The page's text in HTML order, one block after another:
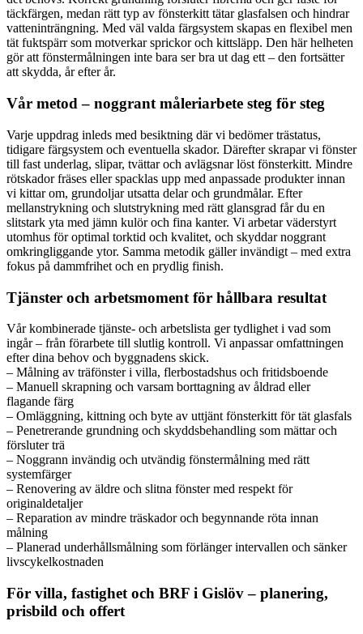
täckfärgen, medan rätt typ av fönsterkitt tätar glasfalsen och hindrar
vatteninträngning. Med väl valda färgsystem skapas en flexibel men
tät fuktspärr som motverkar sprickor och kittsläpp. Den här helheten
gör att fönstermålningen inte bara ser bra ut dag ett – den fortsätter
att skydda, år efter år.
Vår metod – noggrant måleriarbete steg för steg
Varje uppdrag inleds med besiktning där vi bedömer trästatus,
tidigare färgsystem och eventuella skador. Därefter skrapar vi fönster
till fast underlag, slipar, tvättar och avlägsnar löst fönsterkitt. Mindre
rötskador fräses eller spacklas upp med anpassade produkter innan
vi kittar om, grundoljar utsatta delar och grundmålar. Efter
mellanstrykning och slutstrykning med rätt glansgrad får du en
slitstark yta med jämn kulör och fina kanter. Vi arbetar väderstyrt
utomhus för optimal torktid och kvalitet, och skyddar noggrant
omkringliggande ytor. Samma metodik gäller invändigt – med extra
fokus på dammfrihet och en prydlig finish.
Tjänster och arbetsmoment för hållbara resultat
Vår kombinerade tjänste- och arbetslista ger tydlighet i vad som
ingår – från förarbete till slutlig kontroll. Vi anpassar omfattningen
efter dina behov och byggnadens skick.
– Målning av träfönster i villa, flerbostadshus och fritidsboende
– Manuell skrapning och varsam borttagning av åldrad eller
flagande färg
– Omläggning, kittning och byte av uttjänt fönsterkitt för tät glasfals
– Penetrerande grundning och skyddsbehandling som mättar och
försluter trä
– Noggrann invändig och utvändig fönstermålning med rätt
systemfärger
– Renovering av äldre och slitna fönster med respekt för
originaldetaljer
– Reparation av mindre träskador och begynnande röta innan
målning
– Planerad underhållsmålning som förlänger intervallen och sänker
livscykelkostnaden
För villa, fastighet och BRF i Gislöv – planering,
prisbild och offert